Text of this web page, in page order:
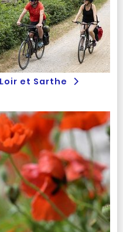
et Sarthe